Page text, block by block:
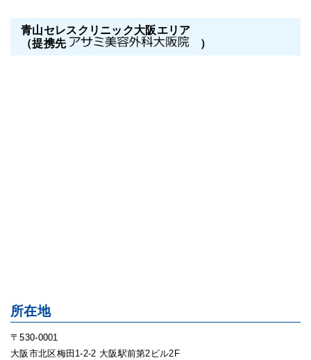
青山セレスクリニック大阪エリア
（提携先
）
所在地
〒530-0001
大阪市北区梅田1-2-2 大阪駅前第2ビル2F